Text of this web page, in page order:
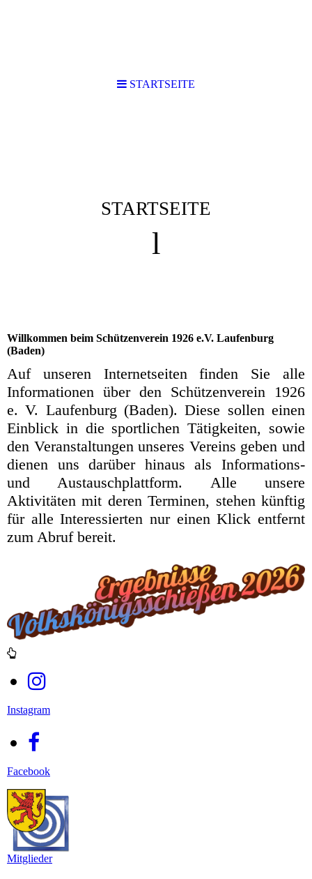
STARTSEITE
l
Willkommen beim Schützenverein 1926 e.V. Laufenburg
(Baden)
Auf unseren Internetseiten finden Sie alle
Informationen über den Schützenverein 1926
e. V. Laufenburg (Baden). Diese sollen einen
Einblick in die sportlichen Tätigkeiten, sowie
den Veranstaltungen unseres Vereins geben und
dienen uns darüber hinaus als Informations-
und Austauschplattform. Alle unsere
Aktivitäten mit deren Terminen, stehen künftig
für alle Interessierten nur einen Klick entfernt
zum Abruf bereit.
Instagram
Facebook
Mitglieder
STARTSEITE